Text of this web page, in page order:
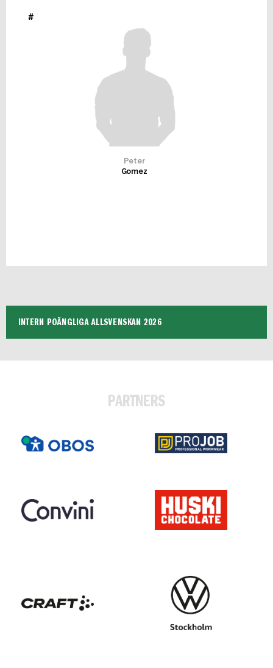
#
Peter
Gomez
INTERN POÄNGLIGA ALLSVENSKAN 2026
PARTNERS